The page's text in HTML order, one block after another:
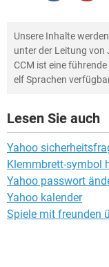
Unsere Inhalte
unter der Leitung von
CCM ist eine
elf Sprachen
Lesen Sie auch
Yahoo
Klemmbrett-symbol
Yahoo passwort
Yahoo kalender
Spiele mit freunden